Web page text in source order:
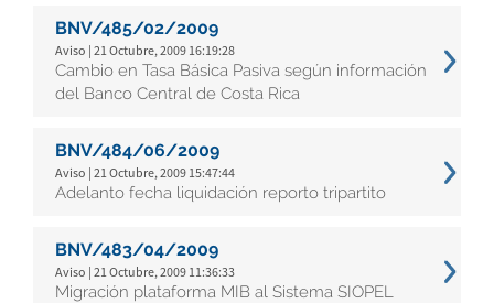
BNV/485/02/2009
Aviso | 21 Octubre, 2009 16:19:28
Cambio en Tasa Básica Pasiva según información
del Banco Central de Costa Rica
BNV/484/06/2009
Aviso | 21 Octubre, 2009 15:47:44
Adelanto fecha liquidación reporto tripartito
BNV/483/04/2009
Aviso | 21 Octubre, 2009 11:36:33
Migración plataforma MIB al Sistema SIOPEL